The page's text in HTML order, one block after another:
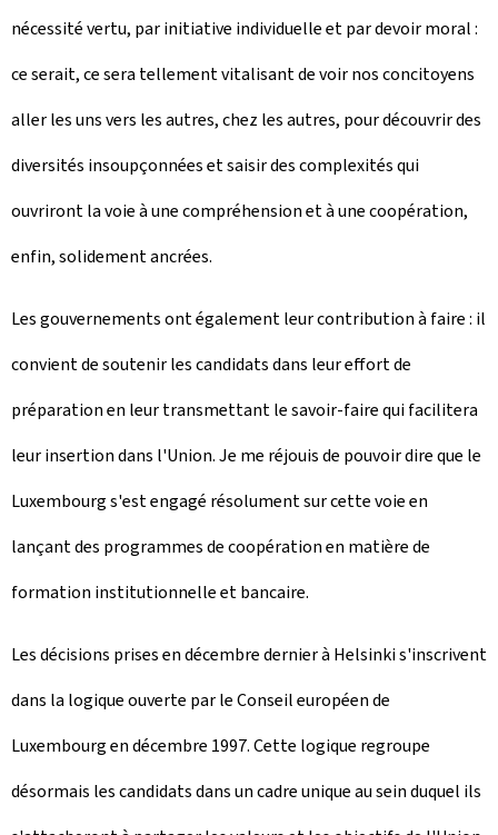
nécessité vertu, par initiative individuelle et par devoir moral :
ce serait, ce sera tellement vitalisant de voir nos concitoyens
aller les uns vers les autres, chez les autres, pour découvrir des
diversités insoupçonnées et saisir des complexités qui
ouvriront la voie à une compréhension et à une coopération,
enfin, solidement ancrées.
Les gouvernements ont également leur contribution à faire : il
convient de soutenir les candidats dans leur effort de
préparation en leur transmettant le savoir-faire qui facilitera
leur insertion dans l'Union. Je me réjouis de pouvoir dire que le
Luxembourg s'est engagé résolument sur cette voie en
lançant des programmes de coopération en matière de
formation institutionnelle et bancaire.
Les décisions prises en décembre dernier à Helsinki s'inscrivent
dans la logique ouverte par le Conseil européen de
Luxembourg en décembre 1997. Cette logique regroupe
désormais les candidats dans un cadre unique au sein duquel ils